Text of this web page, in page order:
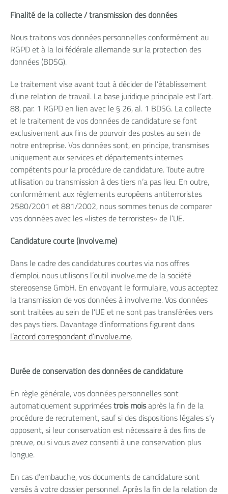
Finalité de la collecte / transmission des données
Nous traitons vos données personnelles conformément au
RGPD et à la loi fédérale allemande sur la protection des
données (BDSG).
Le traitement vise avant tout à décider de l’établissement
d’une relation de travail. La base juridique principale est l’art.
88, par. 1 RGPD en lien avec le § 26, al. 1 BDSG. La collecte
et le traitement de vos données de candidature se font
exclusivement aux fins de pourvoir des postes au sein de
notre entreprise. Vos données sont, en principe, transmises
uniquement aux services et départements internes
compétents pour la procédure de candidature. Toute autre
utilisation ou transmission à des tiers n’a pas lieu. En outre,
conformément aux règlements européens antiterroristes
2580/2001 et 881/2002, nous sommes tenus de comparer
vos données avec les «listes de terroristes» de l’UE.
Candidature courte (involve.me)
Dans le cadre des candidatures courtes via nos offres
d’emploi, nous utilisons l’outil involve.me de la société
stereosense GmbH. En envoyant le formulaire, vous acceptez
la transmission de vos données à involve.me. Vos données
sont traitées au sein de l’UE et ne sont pas transférées vers
des pays tiers. Davantage d’informations figurent dans
l’accord correspondant d’involve.me.
Durée de conservation des données de candidature
En règle générale, vos données personnelles sont
automatiquement suppriméestrois moisaprès la fin de la
procédure de recrutement, sauf si des dispositions légales s’y
opposent, si leur conservation est nécessaire à des fins de
preuve, ou si vous avez consenti à une conservation plus
longue.
En cas d’embauche, vos documents de candidature sont
versés à votre dossier personnel. Après la fin de la relation de